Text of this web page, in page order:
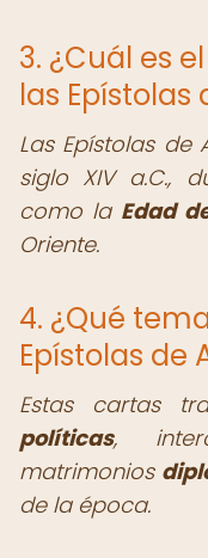
3. ¿Cuál es
las Epístolas
Las Epístolas
siglo XIV a.C.,
como la Edad
Oriente.
4. ¿Qué
Epístolas de
Estas cartas
políticas,
matrimonios
de la época.